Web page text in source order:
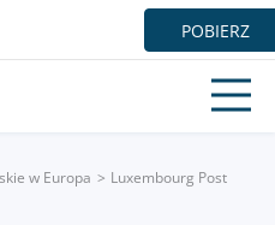
POBIERZ
w Europa Luxembourg Post